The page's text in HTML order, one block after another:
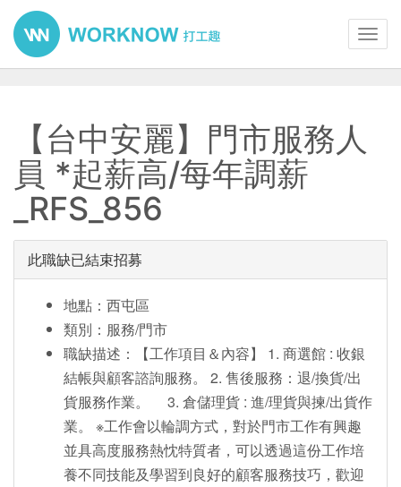
【台中安麗】門市服務人
員 *起薪高/每年調薪
_RFS_856
此職缺已結束招募
地點：西屯區
類別：服務/門市
職缺描述：【工作項目＆內容】 1. 商選館 : 收銀
結帳與顧客諮詢服務。 2. 售後服務：退/換貨/出
貨服務作業。 3. 倉儲理貨 : 進/理貨與揀/出貨作
業。 ※工作會以輪調方式，對於門市工作有興趣
並具高度服務熱忱特質者，可以透過這份工作培
養不同技能及學習到良好的顧客服務技巧，歡迎